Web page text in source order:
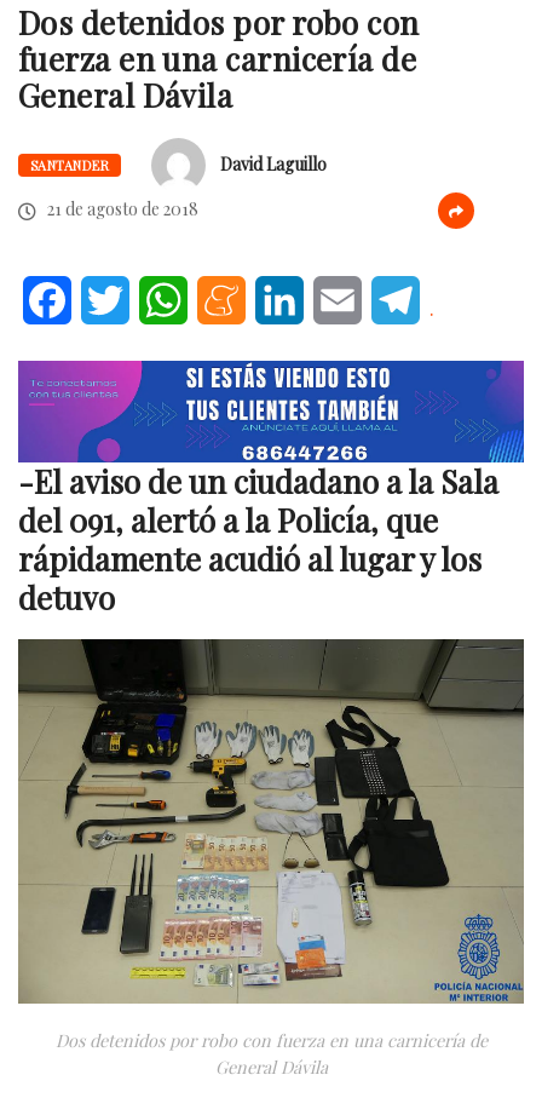
Dos detenidos por robo con
fuerza en una carnicería de
General Dávila
SANTANDER
David Laguillo
21 de agosto de 2018
FacebookTwitter WhatsAppMeneameLinkedInEmail .
-El aviso de un ciudadano a la Sala
del 091, alertó a la Policía, que
rápidamente acudió al lugar y los
detuvo
Dos detenidos por robo con fuerza en una carnicería de
General Dávila